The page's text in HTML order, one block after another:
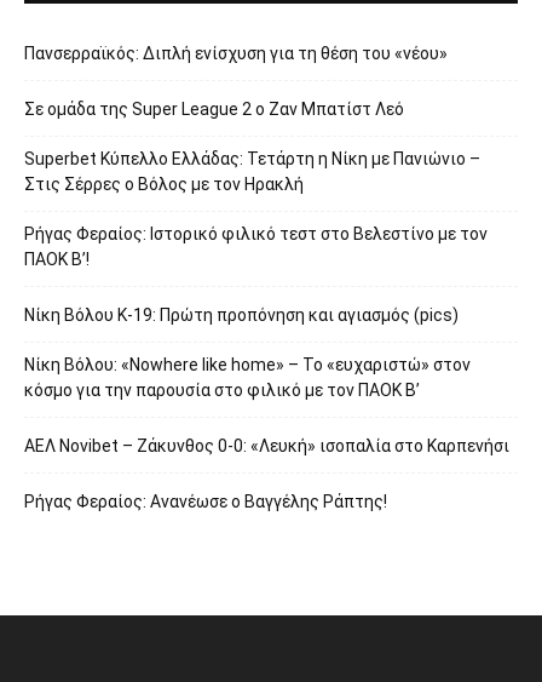
Πανσερραϊκός: Διπλή ενίσχυση για τη θέση του «νέου»
Σε ομάδα της Super League 2 o Ζαν Μπατίστ Λεό
Superbet Κύπελλο Ελλάδας: Τετάρτη η Νίκη με Πανιώνιο –
Στις Σέρρες ο Βόλος με τον Ηρακλή
Ρήγας Φεραίος: Ιστορικό φιλικό τεστ στο Βελεστίνο με τον
ΠΑΟΚ Β’!
Νίκη Βόλου Κ-19: Πρώτη προπόνηση και αγιασμός (pics)
Νίκη Βόλου: «Nowhere like home» – Το «ευχαριστώ» στον
κόσμο για την παρουσία στο φιλικό με τον ΠΑΟΚ Β’
ΑΕΛ Novibet – Ζάκυνθος 0-0: «Λευκή» ισοπαλία στο Καρπενήσι
Ρήγας Φεραίος: Ανανέωσε ο Βαγγέλης Ράπτης!